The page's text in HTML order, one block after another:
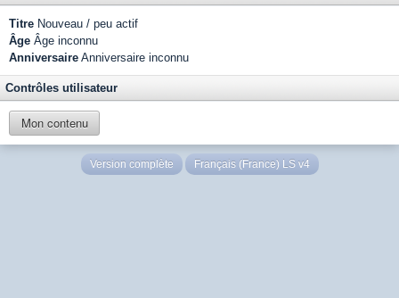
Titre Nouveau / peu actif
Âge Âge inconnu
Anniversaire Anniversaire inconnu
Contrôles utilisateur
Mon contenu
Version complète Français (France) LS v4